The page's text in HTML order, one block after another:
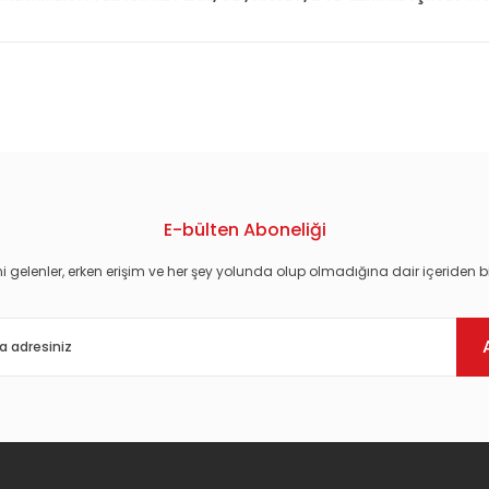
E-bülten Aboneliği
gelenler, erken erişim ve her şey yolunda olup olmadığına dair içeriden